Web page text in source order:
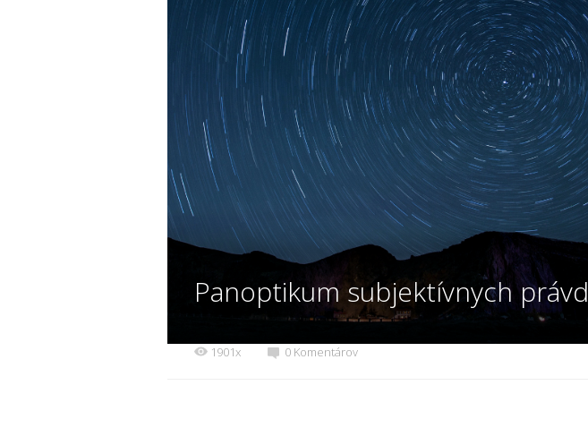
Panoptikum subjektívnych právd
1901x 0 Komentárov